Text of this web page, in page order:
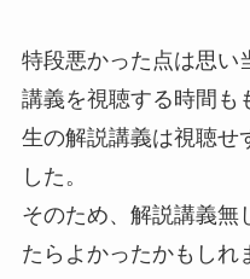
特段悪かった点は思い
講義を視聴する時間も
生の解説講義は視聴せ
した。
そのため、解説講義無
たらよかったかもしれ